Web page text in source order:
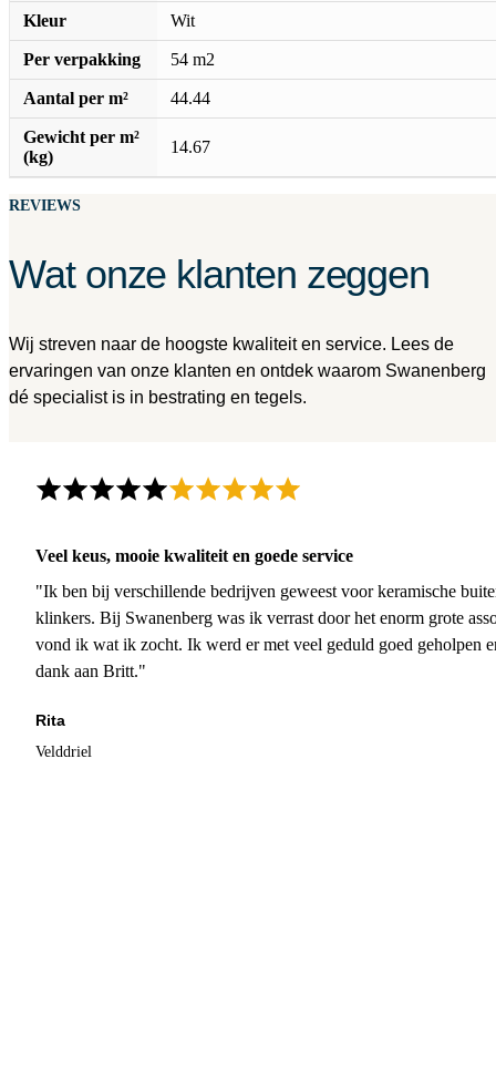
Kleur Wit
Per verpakking 54 m2
Aantal per m² 44.44
Gewicht per m²
(kg)
14.67
REVIEWS
Wat onze klanten zeggen
Wij streven naar de hoogste kwaliteit en service. Lees de
ervaringen van onze klanten en ontdek waarom Swanenberg
dé specialist is in bestrating en tegels.
Veel keus, mooie kwaliteit en goede service
"Ik ben bij verschillende bedrijven geweest voor keramische
klinkers. Bij Swanenberg was ik verrast door het enorm grote
vond ik wat ik zocht. Ik werd er met veel geduld goed geholpen
dank aan Britt."
Rita
Velddriel